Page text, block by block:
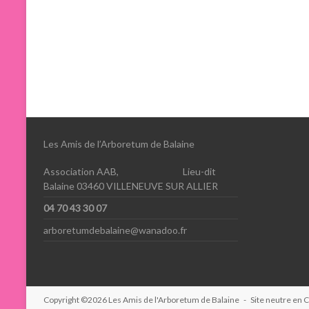
Les Amis de l’Arboretum de Balaine
Association AAB, Lieu-dit
Balaine 03460 VILLENEUVE SUR ALLIER
04 70 43 30 07
arboretumdebalaine@wanadoo.fr
Copyright ©2026 Les Amis de l'Arboretum de Balaine - Site neutre en